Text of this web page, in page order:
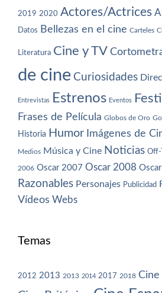
2019 2020 Actores/Actrices
Datos Bellezas en el cine Carteles
Literatura Cine y TV
de cine Curiosidades
Entrevistas Estrenos Eventos
Frases de Película Globos de Oro
Historia Humor Imágenes de
Medios Música y Cine Noticias Off-
2006 Oscar 2007 Oscar 2008
Razonables Personajes Publicidad
Vídeos Webs
Temas
2012 2013 2013 2014 2017 2018 Cine